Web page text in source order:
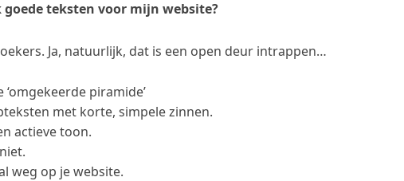
goede teksten voor mijn website?
Ja, natuurlijk, dat is een open deur intrappen…
‘omgekeerde piramide’
met korte, simpele zinnen.
actieve toon.
weg op je website.